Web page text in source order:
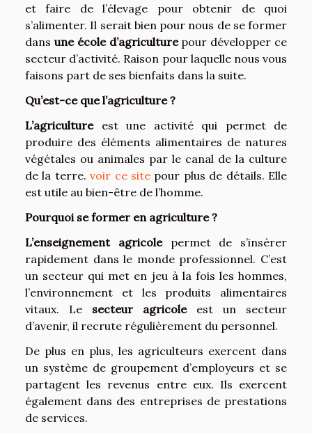
et faire de l’élevage pour obtenir de quoi
s’alimenter. Il serait bien pour nous de se former
dans une école d’agriculture pour développer ce
secteur d’activité. Raison pour laquelle nous vous
faisons part de ses bienfaits dans la suite.
Qu’est-ce que l’agriculture ?
L’agricultureest une activité qui permet de
produire des éléments alimentaires de natures
végétales ou animales par le canal de la culture
de la terre.voir ce site pour plus de détails. Elle
est utile au bien-être de l’homme.
Pourquoi se former en agriculture ?
L’enseignement agricole permet de s’insérer
rapidement dans le monde professionnel. C’est
un secteur qui met en jeu à la fois les hommes,
l’environnement et les produits alimentaires
vitaux. Le secteur agricoleest un secteur
d’avenir, il recrute régulièrement du personnel.
De plus en plus, les agriculteurs exercent dans
un système de groupement d’employeurs et se
partagent les revenus entre eux. Ils exercent
également dans des entreprises de prestations
de services.